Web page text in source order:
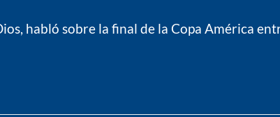
habló sobre la final de la Copa América